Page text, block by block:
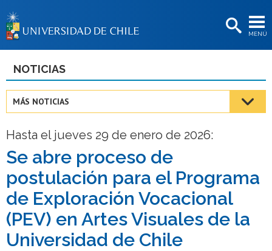
MENÚ
BIBLIOTECAS
Estudiantes
Académicas/os
Funcionarias/os
Egresadas/os
NOTICIAS
MÁS NOTICIAS
Hasta el jueves 29 de enero de 2026:
Se abre proceso de
postulación para el Programa
de Exploración Vocacional
(PEV) en Artes Visuales de la
Universidad de Chile